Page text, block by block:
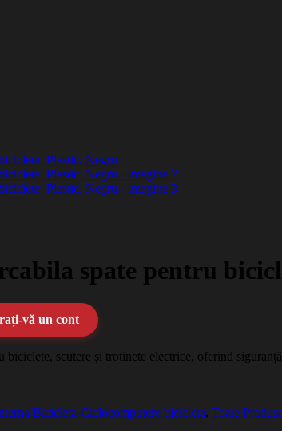
spate pentru
vă un cont
biciclete, scutere și trotinete electrice, oferind
Bicicleta-Ciclocomputere bicicleta, Toate